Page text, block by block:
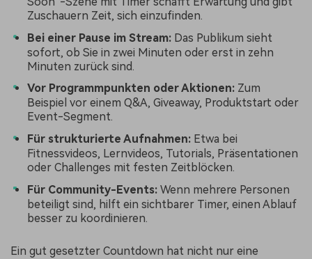
Zuschauern Zeit, sich einzufinden.
Bei einer Pause im Stream: Das Publikum sieht
sofort, ob Sie in zwei Minuten oder erst in zehn
Minuten zurück sind.
Vor Programmpunkten oder Aktionen: Zum
Beispiel vor einem Q&A, Giveaway, Produktstart oder
Event-Segment.
Für strukturierte Aufnahmen: Etwa bei
Fitnessvideos, Lernvideos, Tutorials, Präsentationen
oder Challenges mit festen Zeitblöcken.
Für Community-Events: Wenn mehrere Personen
beteiligt sind, hilft ein sichtbarer Timer, einen Ablauf
besser zu koordinieren.
Ein gut gesetzter Countdown hat nicht nur eine